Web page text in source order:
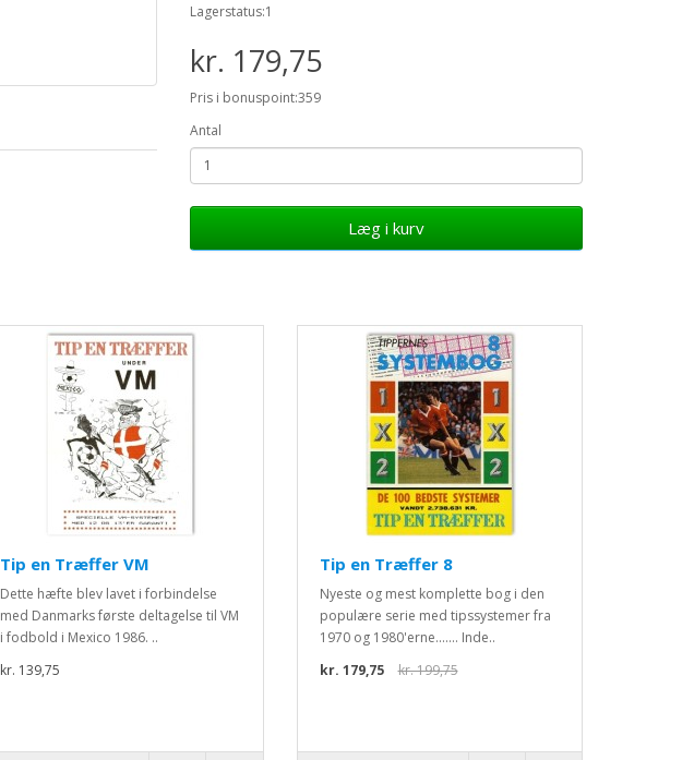
Lagerstatus:1
kr. 179,75
Pris i bonuspoint:359
Antal
Læg i kurv
Tip en Træffer VM
Dette hæfte blev lavet i forbindelse
med Danmarks første deltagelse til VM
i fodbold i Mexico 1986. ..
kr. 139,75
Tip en Træffer 8
Nyeste og mest komplette bog i den
populære serie med tipssystemer fra
1970 og 1980'erne....... Inde..
kr. 179,75
kr. 199,75